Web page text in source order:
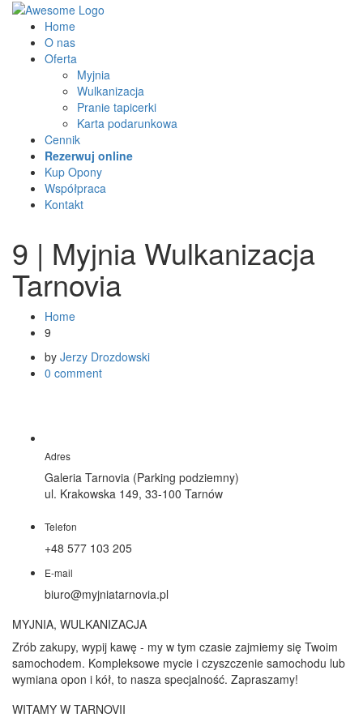
Home
O nas
Oferta
Myjnia
Wulkanizacja
Pranie tapicerki
Karta podarunkowa
Cennik
Rezerwuj online
Kup Opony
Współpraca
Kontakt
9 | Myjnia Wulkanizacja
Tarnovia
Home
9
by Jerzy Drozdowski
0 comment
Adres
Galeria Tarnovia (Parking podziemny)
ul. Krakowska 149, 33-100 Tarnów
Telefon
+48 577 103 205
E-mail
biuro@myjniatarnovia.pl
MYJNIA, WULKANIZACJA
Zrób zakupy, wypij kawę - my w tym czasie zajmiemy się Twoim
samochodem. Kompleksowe mycie i czyszczenie samochodu lub
wymiana opon i kół, to nasza specjalność. Zapraszamy!
WITAMY W TARNOVII